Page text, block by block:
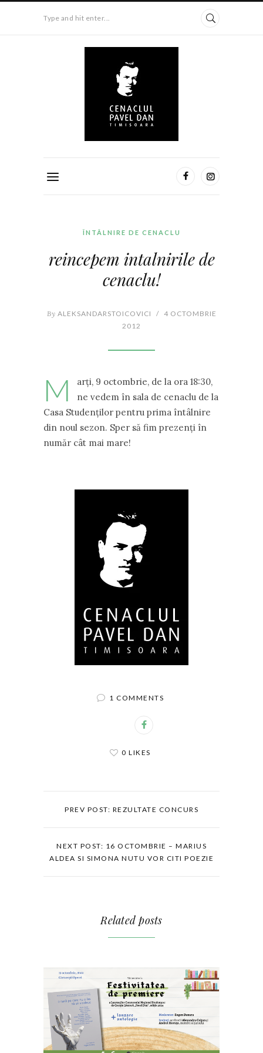
Type and hit enter...
ÎNTÂLNIRE DE CENACLU
reincepem intalnirile de
cenaclu!
By ALEKSANDARSTOICOVICI / 4 OCTOMBRIE
2012
M
arți, 9 octombrie, de la ora 18:30,
ne vedem în sala de cenaclu de la
Casa Studenților pentru prima întâlnire
din noul sezon. Sper să fim prezenți în
număr cât mai mare!
1 COMMENTS
0 LIKES
PREV POST: REZULTATE CONCURS
NEXT POST: 16 OCTOMBRIE – MARIUS
ALDEA SI SIMONA NUTU VOR CITI POEZIE
Related posts